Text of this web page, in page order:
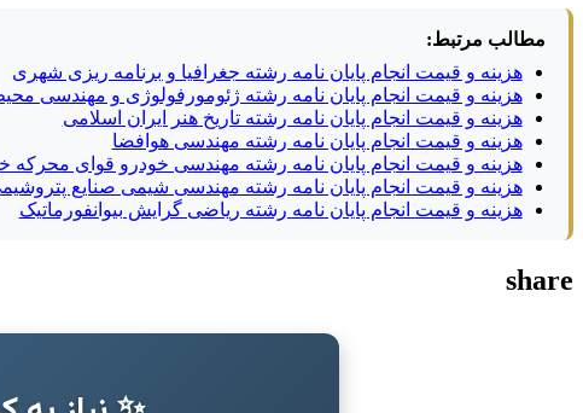
مطالب مرتبط:
هزینه و قیمت انجام پایان نامه رشته جغرافیا و برنامه ریزی شهری
هزینه و قیمت انجام پایان نامه رشته ژئومورفولوژی و مهندسی
هزینه و قیمت انجام پایان نامه رشته تاریخ هنر ایران اسلامی
هزینه و قیمت انجام پایان نامه رشته مهندسی هوافضا
هزینه و قیمت انجام پایان نامه رشته مهندسی خودرو قوای محرکه
هزینه و قیمت انجام پایان نامه رشته مهندسی شیمی صنایع
هزینه و قیمت انجام پایان نامه رشته ریاضی گرایش بیوانفورماتیک
share